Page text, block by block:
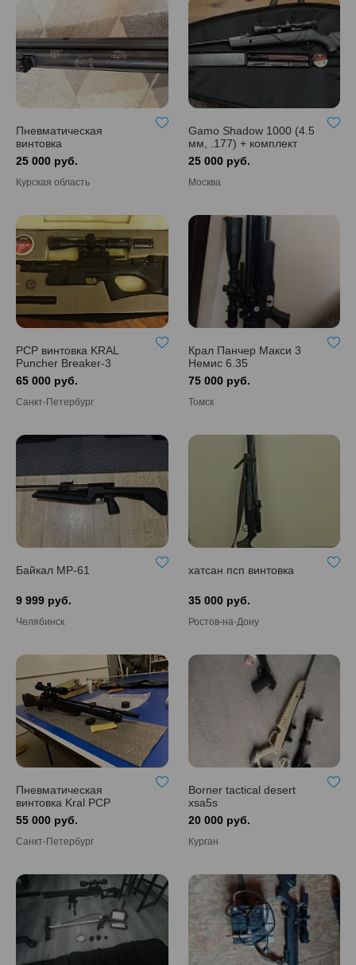
Пневматическая
винтовка
25 000 руб.
Курская область
Gamo Shadow 1000 (4.5
мм, .177) + комплект
25 000 руб.
Москва
PCP винтовка KRAL
Puncher Breaker-3
(Bullpup) 3 дж. Калибр:
6.35 мм
65 000 руб.
Санкт-Петербург
Крал Панчер Макси 3
Немис 6.35
75 000 руб.
Томск
Байкал МР-61
9 999 руб.
Челябинск
хатсан псп винтовка
35 000 руб.
Ростов-на-Дону
Пневматическая
винтовка Kral PCP
Puncher MAXI 3 дерево -
5.5 мм (3 Дж)
55 000 руб.
Санкт-Петербург
Borner tactical desert
xsa5s
20 000 руб.
Курган